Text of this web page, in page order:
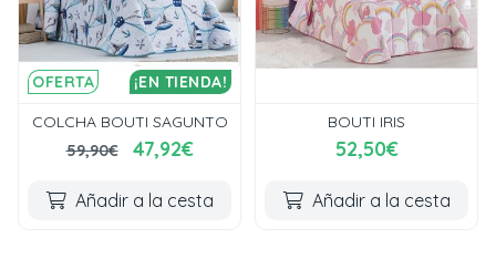
OFERTA ¡EN TIENDA!
COLCHA BOUTI SAGUNTO
59,90€
47,92€
Añadir a la cesta
BOUTI IRIS
52,50€
Añadir a la cesta